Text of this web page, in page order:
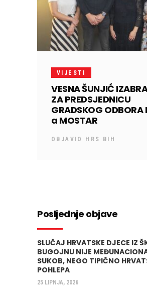
VIJESTI
VESNA ŠUNJIĆ
ZA PREDSJEDNICU
GRADSKOG ODBORA
a MOSTAR
OBJAVIO HRS BIH
Posljednje objave
SLUČAJ HRVATSKE DJECE IZ
BUGOJNU NIJE
SUKOB, NEGO TIPIČNO
POHLEPA
25 LIPNJA, 2026